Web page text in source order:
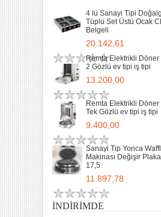
4 lü Sanayi Tipi
Tüplü Set Üstü Ocak
Belgeli
20.142,61
Remta Elektrikli Döner
2 Gözlü ev tipi iş tipi
13.200,00
Remta Elektrikli Döner
Tek Gözlü ev tipi iş tipi
9.400,00
Sanayi Tip Yonca
Makinası Değişir
17,5
11.897,78
İNDIRIMDE